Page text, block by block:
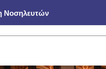
Νοσηλευτών